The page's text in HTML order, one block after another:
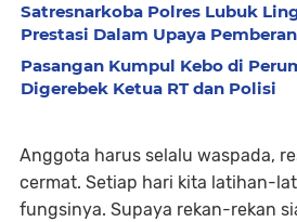
Satresnarkoba Polres Lubuk
Prestasi Dalam Upaya
Pasangan Kumpul Kebo di
Digerebek Ketua RT dan Polisi
Anggota harus selalu waspada,
cermat. Setiap hari kita latihan-
fungsinya. Supaya rekan-rekan